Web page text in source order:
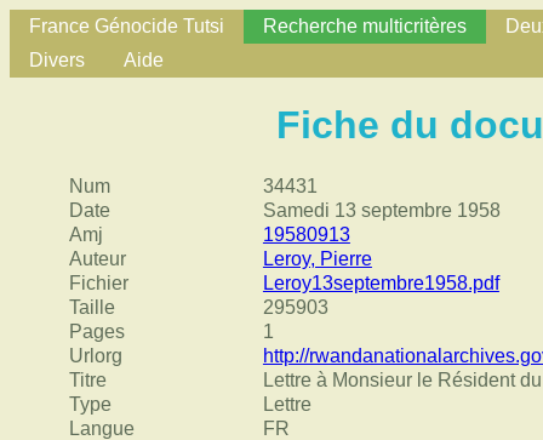
France Génocide Tutsi Recherche multicritères
Divers
Aide
Fiche du
Num
34431
Date
Samedi 13 septembre 1958
Amj
19580913
Auteur
Leroy, Pierre
Fichier
Leroy13septembre1958.pdf
Taille
295903
Pages
1
Urlorg
http://
Titre
Lettre à Monsieur le Résident
Type
Lettre
Langue
FR